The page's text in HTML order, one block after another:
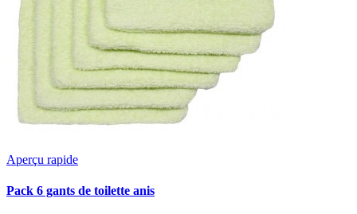
Aperçu rapide
Pack 6 gants de toilette anis